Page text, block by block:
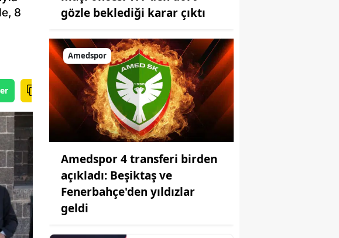
8
gözle beklediği karar çıktı
Amedspor
Amedspor 4 transferi birden
açıkladı: Beşiktaş ve
Fenerbahçe'den yıldızlar
geldi